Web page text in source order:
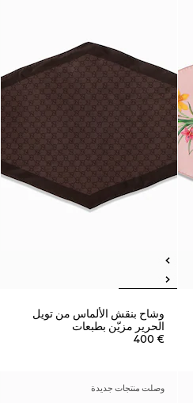
وشاح بنقش الألماس من تويل
الحرير مزيّن بطبعات
€ 400
وصلت منتجات جديدة